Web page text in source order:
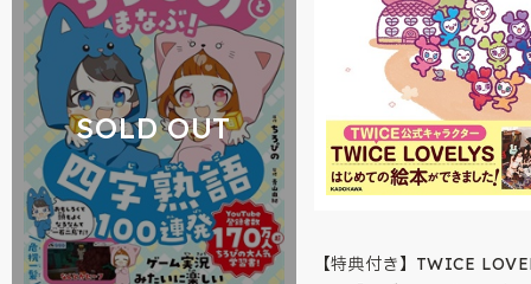
SOLD OUT
【特典付き】TWICE